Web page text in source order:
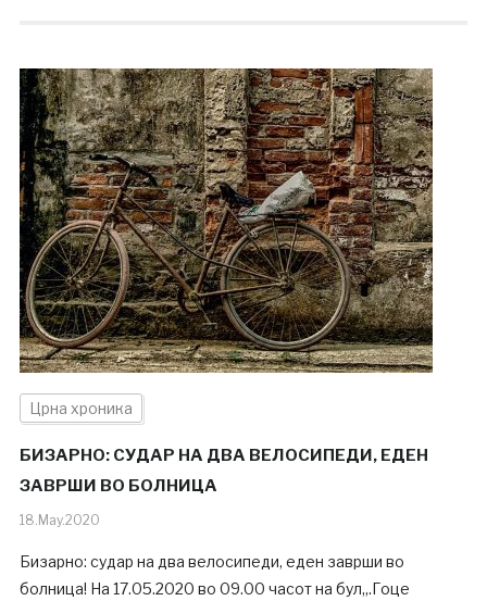
Црна хроника
БИЗАРНО: СУДАР НА ДВА ВЕЛОСИПЕДИ, ЕДЕН
ЗАВРШИ ВО БОЛНИЦА
18.May.2020
Бизарно: судар на два велосипеди, еден заврши во
болница! На 17.05.2020 во 09.00 часот на бул„.Гоце